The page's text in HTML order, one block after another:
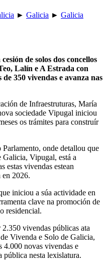
► Galicia ► Galicia
de solos dos concellos
Lalín e A Estrada con
350 vivendas e avanza nas
de Infraestruturas, María
sociedade Vipugal iniciou
os trámites para construír
onde detallou que
Galicia, Vipugal, está a
estas vivendas estean
en 2026.
iniciou a súa actividade en
clave na promoción de
residencial.
vivendas públicas ata
Vivenda e Solo de Galicia,
4.000 novas vivendas e
pública nesta lexislatura.